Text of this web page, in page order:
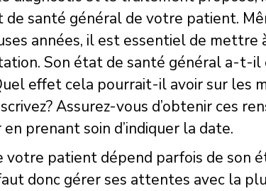
de santé général de votre patient.
années, il est essentiel de mettre
Son état de santé général a-t-il
effet cela pourrait-il avoir sur les
Assurez-vous d’obtenir ces
prenant soin d’indiquer la date.
votre patient dépend parfois de son
donc gérer ses attentes avec la